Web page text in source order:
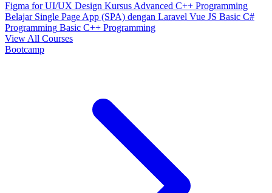
Figma for UI/UX Design Kursus Advanced C++ Programming
Belajar Single Page App (SPA) dengan Laravel Vue JS Basic C#
Programming Basic C++ Programming
View All Courses
Bootcamp